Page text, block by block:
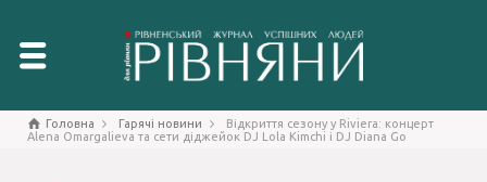
Головна Гарячі новини
Відкриття сезону у Riviera: концерт
Alena Omargalieva та сети діджейок DJ Lola Kimchi і DJ Diana Go